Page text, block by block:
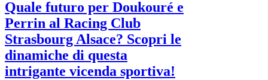
Quale futuro per Doukouré e
Perrin al Racing Club
Strasbourg Alsace? Scopri le
dinamiche di questa
intrigante vicenda sportiva!